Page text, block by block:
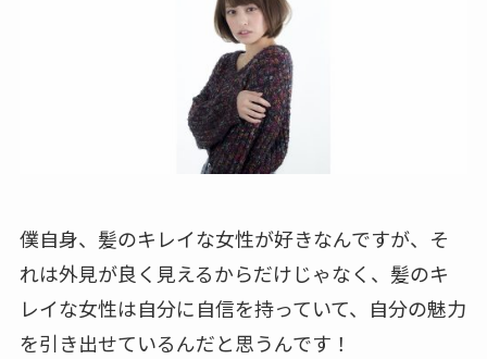
僕自身、髪のキレイな女性が好きなんですが、そ
れは外見が良く見えるからだけじゃなく、髪のキ
レイな女性は自分に自信を持っていて、自分の魅力
を引き出せているんだと思うんです！